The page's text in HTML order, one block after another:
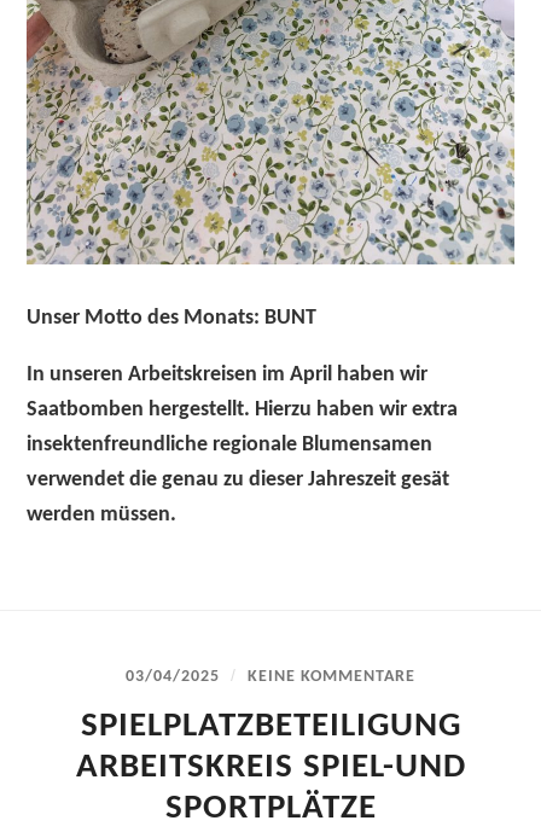
Unser Motto des Monats: BUNT
In unseren Arbeitskreisen im April haben wir
Saatbomben hergestellt. Hierzu haben wir extra
insektenfreundliche regionale Blumensamen
verwendet die genau zu dieser Jahreszeit gesät
werden müssen.
03/04/2025 / KEINE KOMMENTARE
SPIELPLATZBETEILIGUNG
ARBEITSKREIS SPIEL-UND
SPORTPLÄTZE